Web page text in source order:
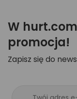
W
promocja!
Zapisz się do